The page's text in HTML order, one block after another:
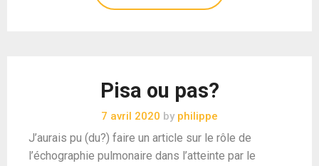
Pisa ou pas?
7 avril 2020 by philippe
J’aurais pu (du?) faire un article sur le rôle de
l’échographie pulmonaire dans l’atteinte par le